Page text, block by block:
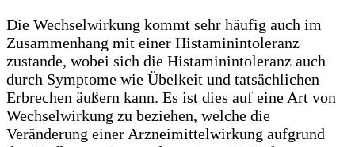
Die Wechselwirkung kommt sehr häufig auch im
Zusammenhang mit einer Histaminintoleranz
zustande, wobei sich die Histaminintoleranz auch
durch Symptome wie Übelkeit und tatsächlichen
Erbrechen äußern kann. Es ist dies auf eine Art von
Wechselwirkung zu beziehen, welche die
Veränderung einer Arzneimittelwirkung aufgrund